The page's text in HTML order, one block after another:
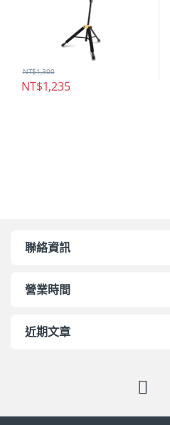
NT$1,235
NT$1,300
聯絡資訊
營業時間
近期文章